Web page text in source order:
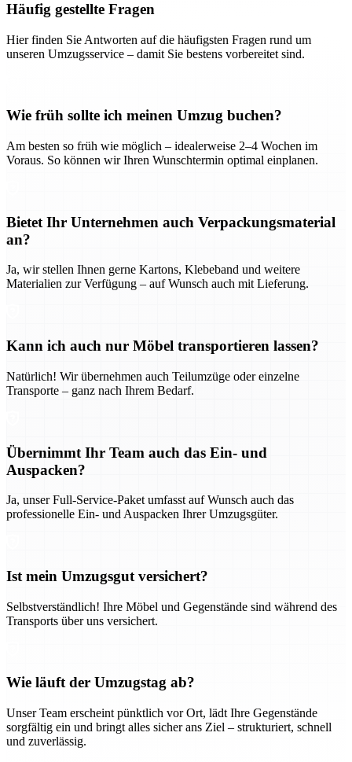
Häufig gestellte Fragen
Hier finden Sie Antworten auf die häufigsten Fragen rund um
unseren Umzugsservice – damit Sie bestens vorbereitet sind.
Wie früh sollte ich meinen Umzug buchen?
Am besten so früh wie möglich – idealerweise 2–4 Wochen im
Voraus. So können wir Ihren Wunschtermin optimal einplanen.
Bietet Ihr Unternehmen auch Verpackungsmaterial
an?
Ja, wir stellen Ihnen gerne Kartons, Klebeband und weitere
Materialien zur Verfügung – auf Wunsch auch mit Lieferung.
Kann ich auch nur Möbel transportieren lassen?
Natürlich! Wir übernehmen auch Teilumzüge oder einzelne
Transporte – ganz nach Ihrem Bedarf.
Übernimmt Ihr Team auch das Ein- und
Auspacken?
Ja, unser Full-Service-Paket umfasst auf Wunsch auch das
professionelle Ein- und Auspacken Ihrer Umzugsgüter.
Ist mein Umzugsgut versichert?
Selbstverständlich! Ihre Möbel und Gegenstände sind während des
Transports über uns versichert.
Wie läuft der Umzugstag ab?
Unser Team erscheint pünktlich vor Ort, lädt Ihre Gegenstände
sorgfältig ein und bringt alles sicher ans Ziel – strukturiert, schnell
und zuverlässig.